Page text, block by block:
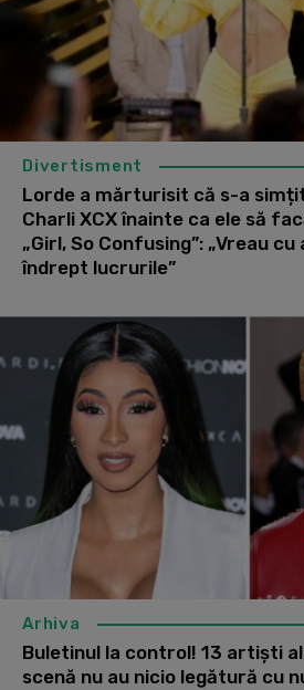
Divertisment
Lorde a mărturisit că s-a
Charli XCX înainte ca ele să
„Girl, So Confusing”: „Vreau
îndrept lucrurile”
Arhiva
Buletinul la control! 13 artiști
scenă nu au nicio legătură cu